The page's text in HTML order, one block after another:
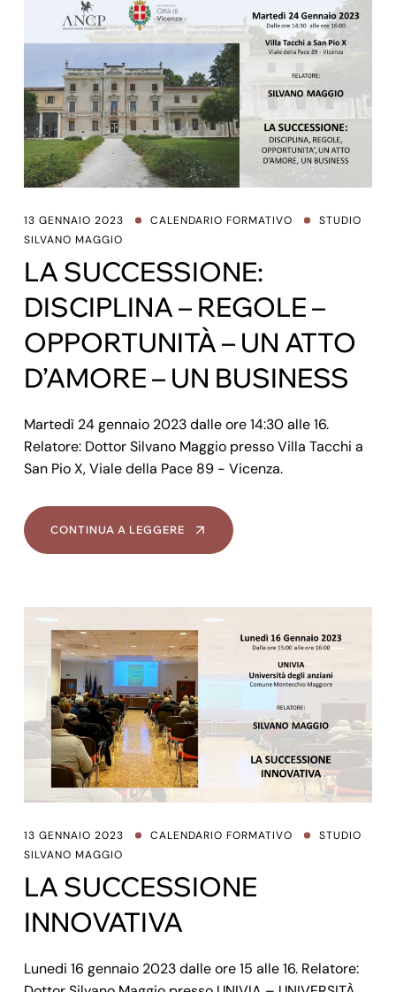
13 GENNAIO 2023 CALENDARIO FORMATIVO
STUDIO
SILVANO MAGGIO
LA SUCCESSIONE:
DISCIPLINA – REGOLE –
OPPORTUNITÀ – UN ATTO
D’AMORE – UN BUSINESS
Martedì 24 gennaio 2023 dalle ore 14:30 alle 16.
Relatore: Dottor Silvano Maggio presso Villa Tacchi a
San Pio X, Viale della Pace 89 - Vicenza.
CONTINUA A LEGGERE
13 GENNAIO 2023 CALENDARIO FORMATIVO
STUDIO
SILVANO MAGGIO
LA SUCCESSIONE
INNOVATIVA
Lunedi 16 gennaio 2023 dalle ore 15 alle 16. Relatore: